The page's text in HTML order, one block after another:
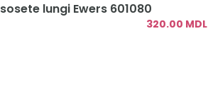
sosete lungi Ewers 601080
320.00 MDL